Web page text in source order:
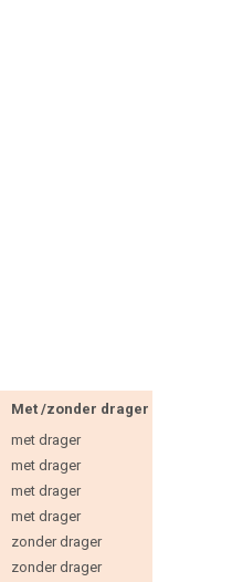
Met /zonder drager
met drager
met drager
met drager
met drager
zonder drager
zonder drager